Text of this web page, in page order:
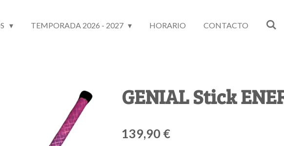
TEMPORADA 2026 - 2027 HORARIO CONTACTO
GENIAL Stick
139,90 €